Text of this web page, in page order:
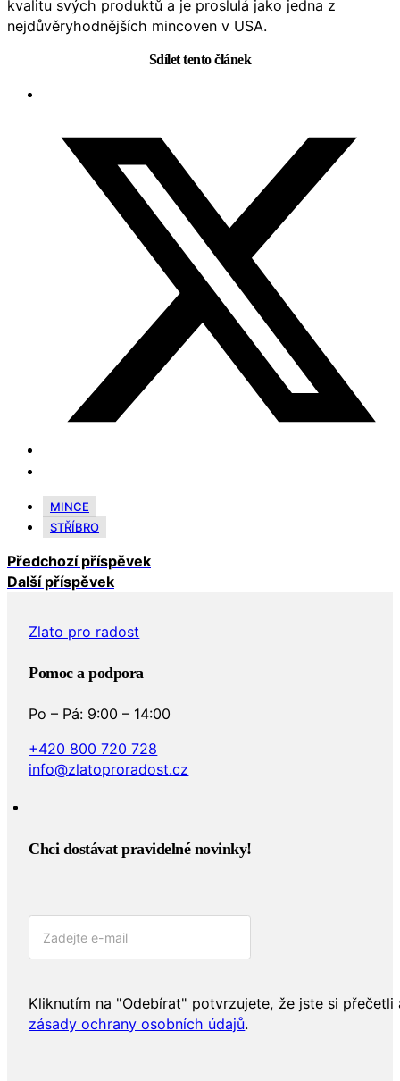
kvalitu svých produktů a je proslulá jako jedna z
nejdůvěryhodnějších mincoven v USA.
Sdílet tento článek
MINCE
STŘÍBRO
Předchozí příspěvek
Další příspěvek
Zlato pro radost
Pomoc a podpora
Po – Pá: 9:00 – 14:00
+420 800 720 728
info@zlatoproradost.cz
Chci dostávat pravidelné novinky!​
Kliknutím na "Odebírat" potvrzujete, že jste si přečetli
zásady ochrany osobních údajů.